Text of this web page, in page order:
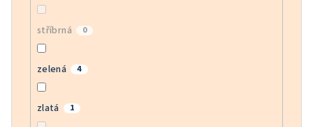
stříbrná 0
zelená 4
zlatá 1